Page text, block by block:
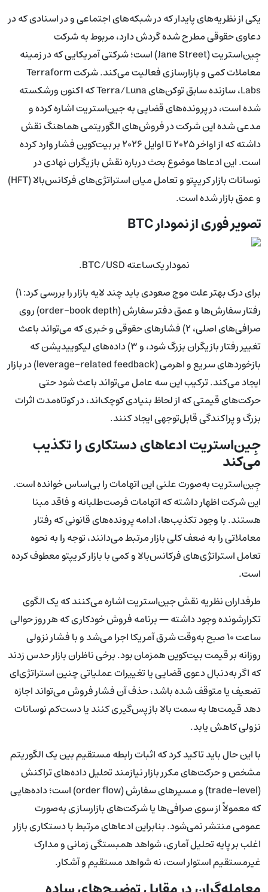
یکی از نظریه‌های پایدار که در شبکه‌های اجتماعی و در اسنادی که در
دعاوی حقوقی مطرح شده گردش دارد، مربوط به شرکت
جِین‌استریت (Jane Street) است؛ شرکتی آمریکایی که در زمینه
معاملات کمی و بازارسازی فعالیت می‌کند. شرکت Terraform
Labs، سازنده سابق توکن‌های Terra/Luna که اکنون ورشکسته
شده است، در پرونده‌های قضایی به جین‌استریت اشاره کرده و
مدعی شده این شرکت در فروش‌های الگوریتمی هماهنگ نقش
داشته که از اواخر ۲۰۲۵ تا اوایل ۲۰۲۶ بر بیت‌کوین فشار وارد کرده
است. این ادعاها موضوع بحث درباره نقش بازیگران نهادی در
نوسانات بازار کریپتو و تعامل میان استراتژی‌های فرکانس‌بالا (HFT)
و عمق بازار شده است.
تصویر فوری از نمودار BTC
نمودار یک‌ساعته BTC/USD.
برای درک بهتر علت موج صعودی باید چند لایه بازار را بررسی کرد: ۱)
رفتار سفارش‌ها و عمق دفتر سفارش (order-book depth) روی
صرافی‌های اصلی، ۲) فشارهای حقوقی و خبری که می‌تواند باعث
تغییر رفتار بازیگران بزرگ شود، و ۳) داده‌های لیکوییدیشن که
بازخوردهای سریع و اهرمی (leverage-related feedback) در بازار
ایجاد می‌کند. ترکیب این سه عامل می‌تواند باعث شود حتی
حرکت‌های قیمتی که از لحاظ بنیادی کوچک‌اند، در کوتاه‌مدت اثرات
بزرگ و پراکندگی قابل‌توجهی ایجاد کنند.
جِین‌استریت ادعاهای دستکاری را تکذیب
می‌کند
جِین‌استریت به‌صورت علنی این اتهامات را بی‌اساس خوانده است.
این شرکت اظهار داشته که اتهامات فرصت‌طلبانه و فاقد مبنا
هستند. با وجود تکذیب‌ها، ادامه پرونده‌های قانونی که رفتار
معاملاتی را به ضعف کلی بازار مرتبط می‌دانند، توجه را به نحوه
تعامل استراتژی‌های فرکانس‌بالا و کمی با بازار کریپتو معطوف کرده
است.
طرفداران نظریه نقش جین‌استریت اشاره می‌کنند که یک الگوی
تکرارشونده وجود داشته — برنامه فروش خودکاری که هر روز حوالی
ساعت ۱۰ صبح به‌وقت شرق آمریکا اجرا می‌شد و با فشار نزولی
روزانه بر قیمت بیت‌کوین همزمان بود. برخی ناظران بازار حدس زدند
که اگر به‌دنبال دعوی قضایی یا تغییرات عملیاتی چنین استراتژی‌ای
تضعیف یا متوقف شده باشد، حذف آن فشار فروش می‌تواند اجازه
دهد قیمت‌ها به سمت بالا بازپس‌گیری کنند یا دست‌کم نوسانات
نزولی کاهش یابد.
با این حال باید تاکید کرد که اثبات رابطه مستقیم بین یک الگوریتم
مشخص و حرکت‌های مکرر بازار نیازمند تحلیل داده‌های تراکنش
(trade-level) و مسیرهای سفارش (order flow) است؛ داده‌هایی
که معمولاً از سوی صرافی‌ها یا شرکت‌های بازارسازی به‌صورت
عمومی منتشر نمی‌شود. بنابراین ادعاهای مرتبط با دستکاری بازار
اغلب بر پایه تحلیل آماری، شواهد همبستگی زمانی و مدارک
غیرمستقیم استوار است، نه شواهد مستقیم و آشکار.